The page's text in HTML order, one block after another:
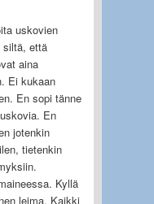
uskovien
siltä, että
aina
Ei kukaan
En sopi tänne
En
jotenkin
tietenkin
Kyllä
leima. Kaikki